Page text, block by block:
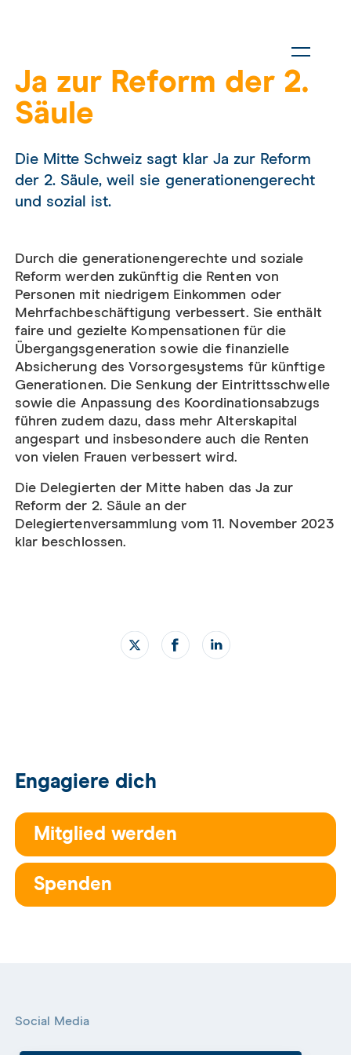
Ja zur Reform der 2.
Säule
Die Mitte Schweiz sagt klar Ja zur Reform
der 2. Säule, weil sie generationen­gerecht
und sozial ist.
Durch die generationengerechte und soziale
Reform werden zukünftig die Renten von
Personen mit niedrigem Einkommen oder
Mehrfachbeschäftigung verbessert. Sie enthält
faire und gezielte Kompensationen für die
Übergangsgeneration sowie die finanzielle
Absicherung des Vorsorgesystems für künftige
Generationen. Die Senkung der Eintrittsschwelle
sowie die Anpassung des Koordinationsabzugs
führen zudem dazu, dass mehr Alterskapital
angespart und insbesondere auch die Renten
von vielen Frauen verbessert wird.
Die Delegierten der Mitte haben das Ja zur
Reform der 2. Säule an der
Delegiertenversammlung vom 11. November 2023
klar beschlossen.
Engagiere dich
Mitglied werden
Spenden
Social Media